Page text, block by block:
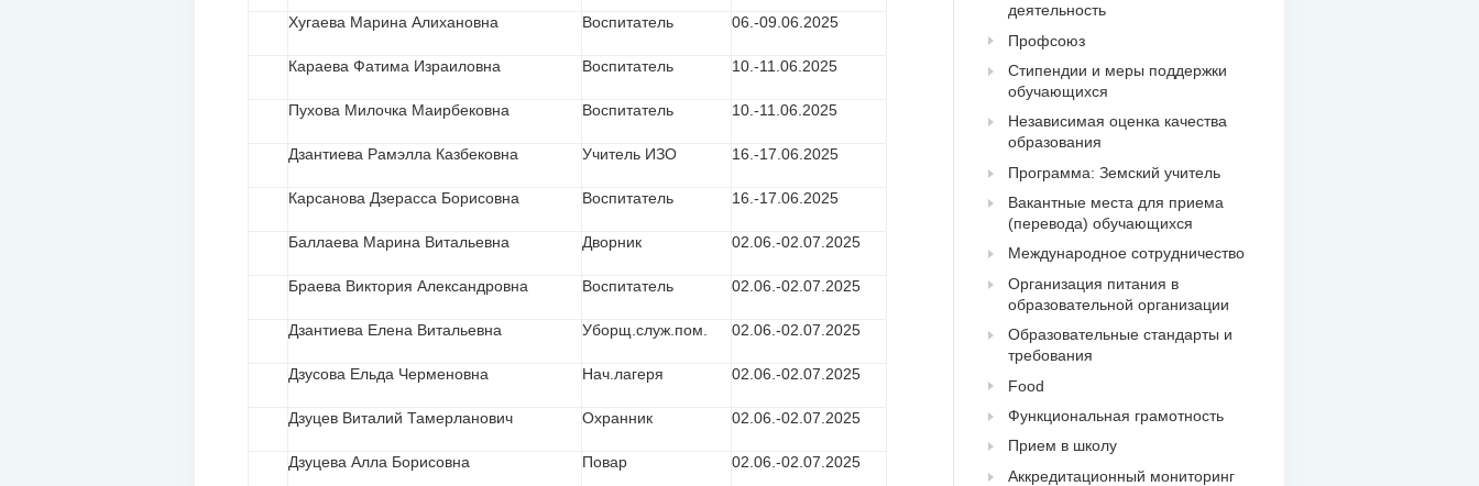
Хугаева Марина Алихановна Воспитатель 06.-09.06.2025
Караева Фатима Израиловна Воспитатель 10.-11.06.2025
Пухова Милочка Маирбековна Воспитатель 10.-11.06.2025
Дзантиева Рамэлла Казбековна Учитель ИЗО 16.-17.06.2025
Карсанова Дзерасса Борисовна Воспитатель 16.-17.06.2025
Баллаева Марина Витальевна Дворник 02.06.-02.07.2025
Браева Виктория Александровна Воспитатель 02.06.-02.07.2025
Дзантиева Елена Витальевна Уборщ.служ.пом. 02.06.-02.07.2025
Дзусова Ельда Черменовна Нач.лагеря 02.06.-02.07.2025
Дзуцев Виталий Тамерланович Охранник 02.06.-02.07.2025
Дзуцева Алла Борисовна Повар 02.06.-02.07.2025
деятельность
Профсоюз
Стипендии и меры поддержки
обучающихся
Независимая оценка качества
образования
Программа: Земский учитель
Вакантные места для приема
(перевода) обучающихся
Международное сотрудничество
Организация питания в
образовательной организации
Образовательные стандарты и
требования
Food
Функциональная грамотность
Прием в школу
Аккредитационный мониторинг